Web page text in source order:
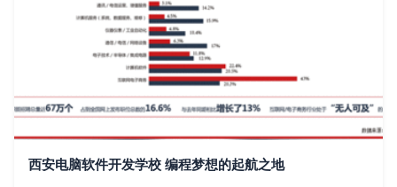
西安电脑软件开发学校 编程梦想的起航之地